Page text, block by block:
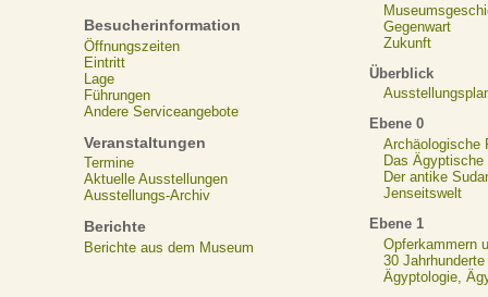
Besucherinformation
Öffnungszeiten
Eintritt
Lage
Führungen
Andere Serviceangebote
Veranstaltungen
Termine
Aktuelle Ausstellungen
Ausstellungs-Archiv
Berichte
Berichte aus dem Museum
Gegenwart
Zukunft
Überblick
Ebene 0
Archäologische
Das Ägyptische
Der antike
Jenseitswelt
Ebene 1
Opferkammern
30
Ägyptologie,